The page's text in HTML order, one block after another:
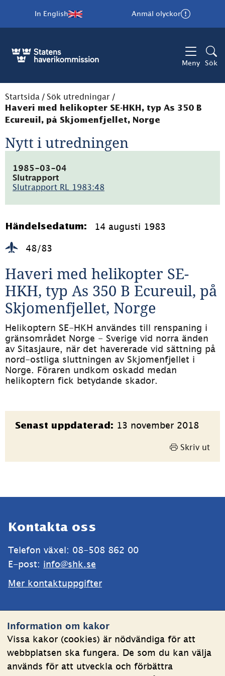
Information om kakor
Vissa kakor (cookies) är nödvändiga för att
webbplatsen ska fungera. De som du kan välja
används för att utveckla och förbättra
In English Anmäl olyckor
Meny Sök
Startsida / Sök utredningar /
Haveri med helikopter SE-HKH, typ As 350 B
Ecureuil, på Skjomenfjellet, Norge
Nytt i utredningen
1985-03-04
Slutrapport
Slutrapport RL 1983:48
6MB)
Händelsedatum: 14 augusti 1983
48/83
Haveri med helikopter SE-
HKH, typ As 350 B Ecureuil, på
Skjomenfjellet, Norge
Helikoptern SE-HKH användes till renspaning i
gränsområdet Norge - Sverige vid norra änden
av Sitasjaure, när det havererade vid sättning på
nord-ostliga sluttningen av Skjomenfjellet i
Norge. Föraren undkom oskadd medan
helikoptern fick betydande skador.
Sidinformation
Senast uppdaterad: 13 november 2018
Skriv ut
Kontakta oss
Telefon växel: 08-508 862 00
E-post: info@shk.se
Mer kontaktuppgifter
Om kakor
Behandling av personuppgifter
Tillgänglighetsredogörelse